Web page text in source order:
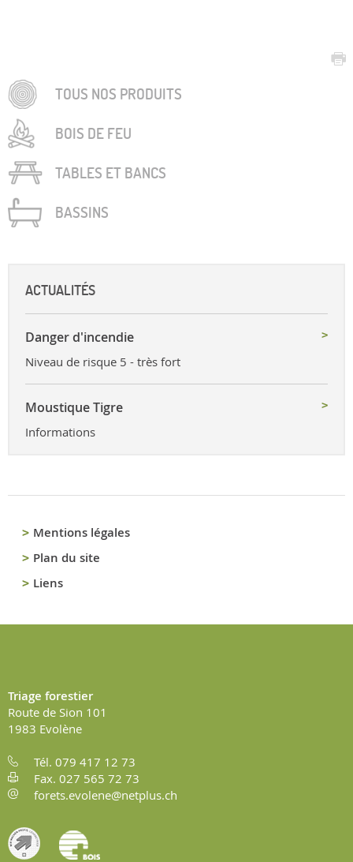
TOUS NOS PRODUITS
BOIS DE FEU
TABLES ET BANCS
BASSINS
ACTUALITÉS
Danger d'incendie
Niveau de risque 5 - très fort
Moustique Tigre
Informations
Mentions légales
Plan du site
Liens
Triage forestier
Route de Sion 101
1983 Evolène
Tél. 079 417 12 73
Fax. 027 565 72 73
forets.evolene@netplus.ch